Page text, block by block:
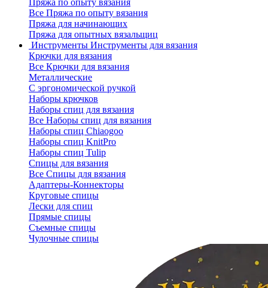
Все Пряжа по опыту вязания
Пряжа для начинающих
Пряжа для опытных вязальщиц
Инструменты Инструменты для вязания
Крючки для вязания
Все Крючки для вязания
Металлические
С эргономической ручкой
Наборы крючков
Наборы спиц для вязания
Все Наборы спиц для вязания
Наборы спиц Chiaogoo
Наборы спиц KnitPro
Наборы спиц Tulip
Спицы для вязания
Все Спицы для вязания
Адаптеры-Коннекторы
Круговые спицы
Лески для спиц
Прямые спицы
Съемные спицы
Чулочные спицы